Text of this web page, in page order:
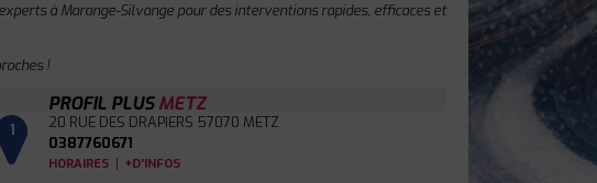
à Marange-Silvange pour des interventions rapides, efficaces et
!
1
PROFIL PLUSMETZ
20 RUE DES DRAPIERS 57070 METZ
0387760671
HORAIRES | +D'INFOS